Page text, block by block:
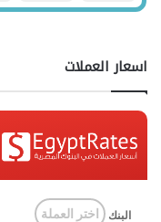
اسعار العملات